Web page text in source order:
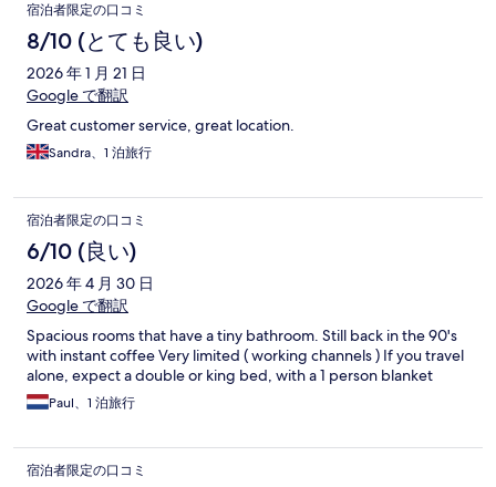
宿泊者限定の口コミ
8/10 (とても良い)
2026 年 1 月 21 日
Google で翻訳
Great customer service, great location.
Sandra、1 泊旅行
宿泊者限定の口コミ
6/10 (良い)
2026 年 4 月 30 日
Google で翻訳
Spacious rooms that have a tiny bathroom. Still back in the 90's
with instant coffee Very limited ( working channels ) If you travel
alone, expect a double or king bed, with a 1 person blanket
Paul、1 泊旅行
宿泊者限定の口コミ